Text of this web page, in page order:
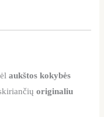
aukštos kokybės
originaliu